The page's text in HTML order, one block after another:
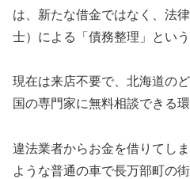
は、新たな借金ではなく、法
士）による「債務整理」とい
現在は来店不要で、北海道の
国の専門家に無料相談できる
違法業者からお金を借りてしま
ような普通の車で長万部町の